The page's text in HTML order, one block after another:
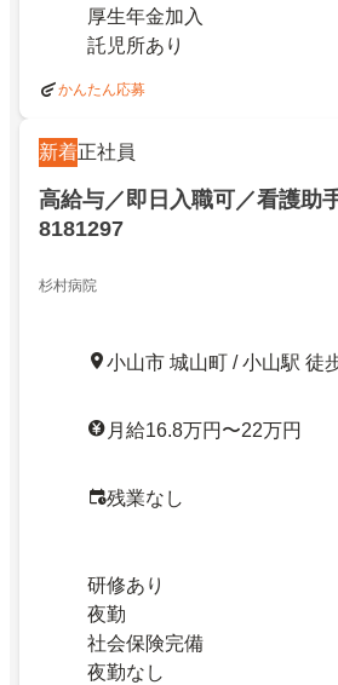
厚生年金加入
託児所あり
かんたん応募
新着正社員
高給与／即日入職可／看護助
8181297
杉村病院
小山市 城山町 / 小山駅 徒
月給16.8万円〜22万円
残業なし
研修あり
夜勤
社会保険完備
夜勤なし